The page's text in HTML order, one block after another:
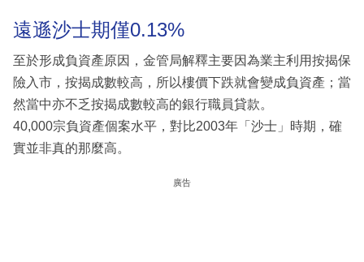
遠遜沙士期僅0.13%
至於形成負資產原因，金管局解釋主要因為業主利用按揭保
險入市，按揭成數較高，所以樓價下跌就會變成負資產；當
然當中亦不乏按揭成數較高的銀行職員貸款。
40,000宗負資產個案水平，對比2003年「沙士」時期，確
實並非真的那麼高。
廣告